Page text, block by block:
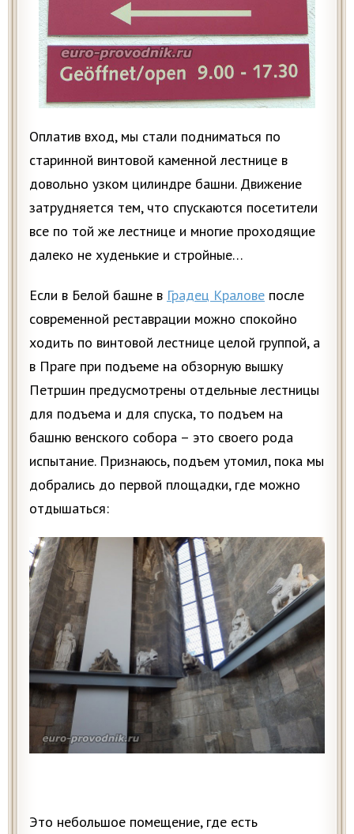
Оплатив вход, мы стали подниматься по
старинной винтовой каменной лестнице в
довольно узком цилиндре башни. Движение
затрудняется тем, что спускаются посетители
все по той же лестнице и многие проходящие
далеко не худенькие и стройные…
Если в Белой башне в Градец Кралове после
современной реставрации можно спокойно
ходить по винтовой лестнице целой группой, а
в Праге при подъеме на обзорную вышку
Петршин предусмотрены отдельные лестницы
для подъема и для спуска, то подъем на
башню венского собора – это своего рода
испытание. Признаюсь, подъем утомил, пока мы
добрались до первой площадки, где можно
отдышаться:
Это небольшое помещение, где есть